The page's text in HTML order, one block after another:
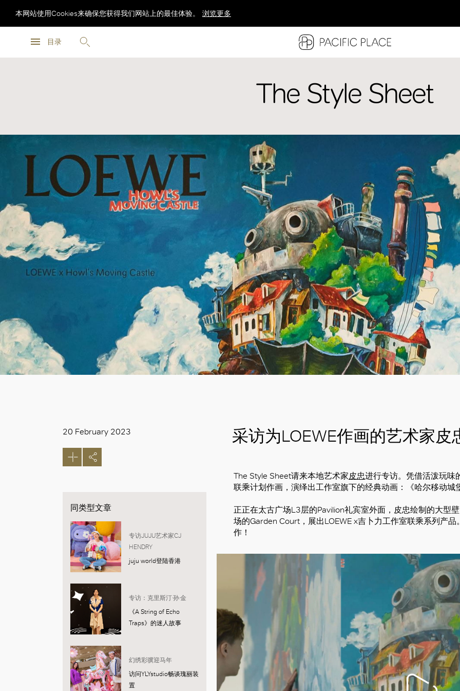
目录
本网站使用Cookies来确保您获得我们网站上的最佳体验。 浏览更多
The Style Sheet
20 February 2023
同类型文章
专访JUJU艺术家CJ
HENDRY
juju world登陆香港
专访：克里斯汀·孙·金
《A String of Echo
Traps》的迷人故事
幻绣彩骥迎马年
访问YLYstudio畅谈瑰丽装
置
采访为LOEWE作画的艺术家皮
The Style Sheet请来本地艺术家皮忠进行专访。凭借活泼玩味
联乘计划作画，演绎出工作室旗下的经典动画：《哈尔移动城
正正在太古广场L3层的Pavilion礼宾室外面，皮忠绘制的大型
场的Garden Court，展出LOEWE x吉卜力工作室联乘系列产
作！